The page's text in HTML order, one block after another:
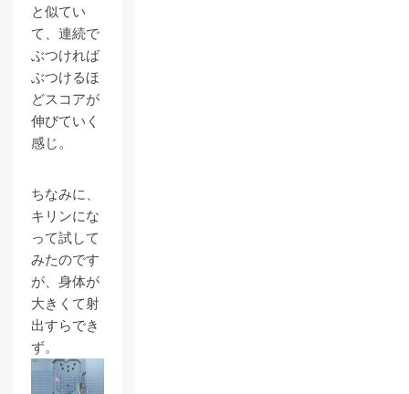
と似てい
て、連続で
ぶつければ
ぶつけるほ
どスコアが
伸びていく
感じ。
ちなみに、
キリンにな
って試して
みたのです
が、身体が
大きくて射
出すらでき
ず。